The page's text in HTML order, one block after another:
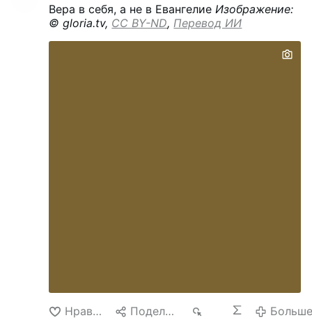
Вера в себя, а не в Евангелие Изображение:
© gloria.tv, CC BY-ND,Перевод ИИ
Нравится Поделиться